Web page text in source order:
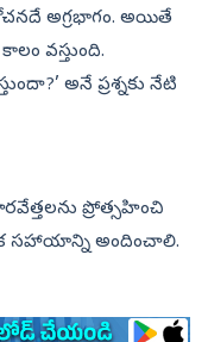
అగ్రభాగం. అయితే
వస్తుంది.
అనే ప్రశ్నకు నేటి
ప్రోత్సహించి
సహాయాన్ని అందించాలి.